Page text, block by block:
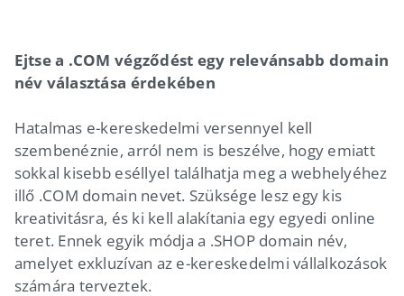
Ejtse a .COM végződést egy relevánsabb domain
név választása érdekében
Hatalmas e-kereskedelmi versennyel kell
szembenéznie, arról nem is beszélve, hogy emiatt
sokkal kisebb eséllyel találhatja meg a webhelyéhez
illő .COM domain nevet. Szüksége lesz egy kis
kreativitásra, és ki kell alakítania egy egyedi online
teret. Ennek egyik módja a .SHOP domain név,
amelyet exkluzívan az e-kereskedelmi vállalkozások
számára terveztek.